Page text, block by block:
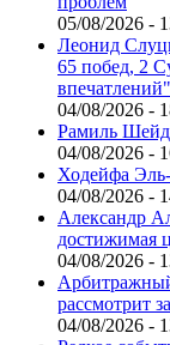
05/08/2026 -
Леонид
65 побед, 2
впечатлений"
04/08/2026 -
Рамиль
04/08/2026 -
Ходейфа
04/08/2026 -
Александр
достижимая
04/08/2026 -
рассмотрит
04/08/2026 -